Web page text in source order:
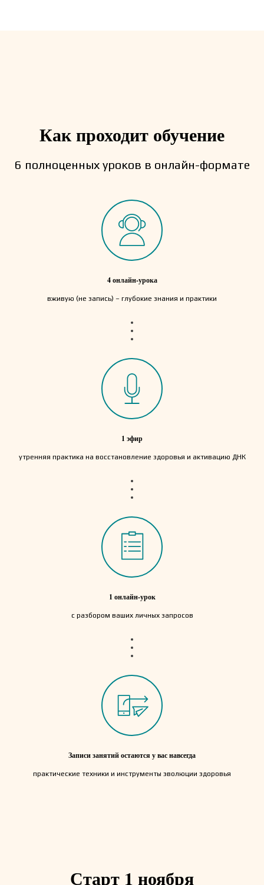
Как проходит обучение
6 полноценных уроков в онлайн-формате
4 онлайн-урока
вживую (не запись) – глубокие знания и практики
1 эфир
утренняя практика на восстановление здоровья и активацию ДНК
1 онлайн-урок
с разбором ваших личных запросов
Записи занятий остаются у вас навсегда
практические техники и инструменты эволюции здоровья
Старт 1 ноября